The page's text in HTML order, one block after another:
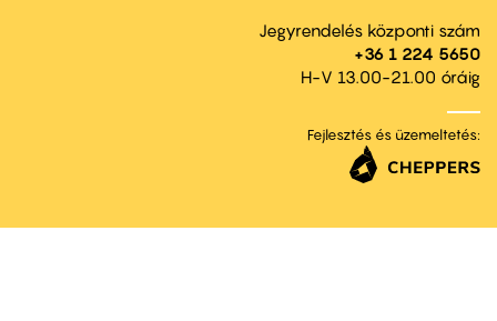
Jegyrendelés központi szám
+36 1 224 5650
H-V 13.00-21.00 óráig
Fejlesztés és üzemeltetés: